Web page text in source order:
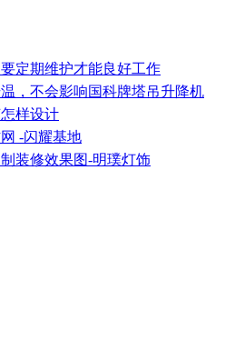
定期维护才能良好工作
，不会影响国科牌塔吊升降机
样设计
-闪耀基地
装修效果图-明璞灯饰